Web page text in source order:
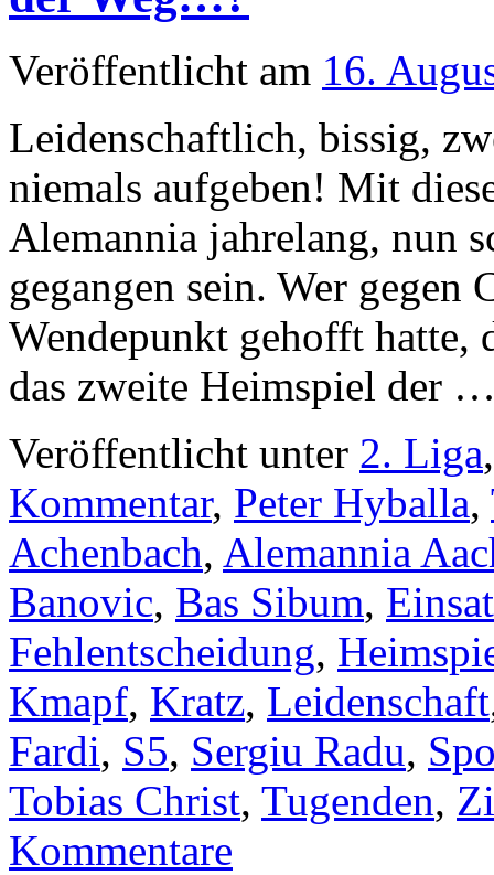
Veröffentlicht am 16.
Leidenschaftlich, bissig,
niemals aufgeben! Mit
Alemannia jahrelang, nun
gegangen sein. Wer gegen
Wendepunkt gehofft hatte,
das zweite Heimspiel der
Veröffentlicht unter 2. Liga
Kommentar, Peter Hyballa,
Achenbach, Alemannia
Banovic, Bas Sibum,
Fehlentscheidung,
Kmapf, Kratz, Leidenschaft
Fardi, S5, Sergiu Radu,
Tobias Christ, Tugenden,
Kommentare